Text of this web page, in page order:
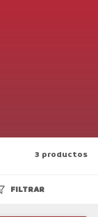
3 productos
FILTRAR